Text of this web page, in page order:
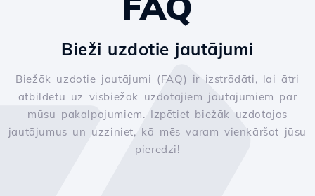
Bieži uzdotie jautājumi
Biežāk uzdotie jautājumi (FAQ) ir izstrādāti, lai ātri
atbildētu uz visbiežāk uzdotajiem jautājumiem par
mūsu pakalpojumiem. Izpētiet biežāk uzdotajos
jautājumus un uzziniet, kā mēs varam vienkāršot jūsu
pieredzi!